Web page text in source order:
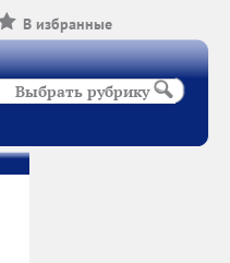
В избранные
Выбрать рубрику